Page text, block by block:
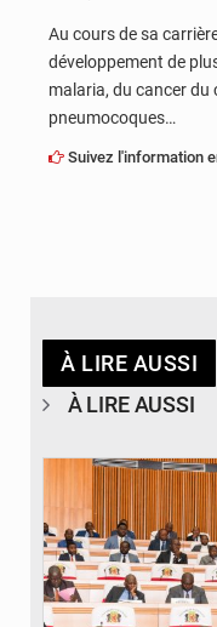
Au cours de sa
développement de
malaria, du cancer du
pneumocoques…
Suivez l'information
À LIRE AUSSI
À LIRE AUSSI